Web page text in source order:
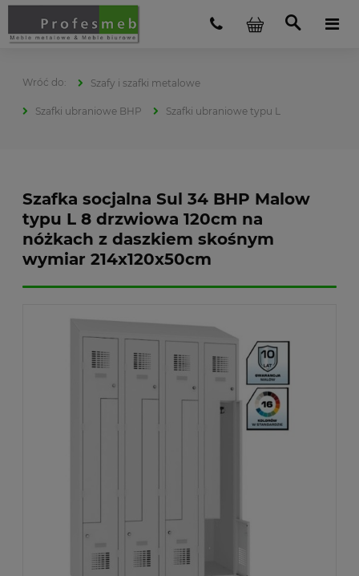
Szafy i szafki metalowe
Szafki ubraniowe BHP Szafki ubraniowe typu L
Szafka socjalna Sul 34 BHP Malow
typu L 8 drzwiowa 120cm na
nóżkach z daszkiem skośnym
wymiar 214x120x50cm